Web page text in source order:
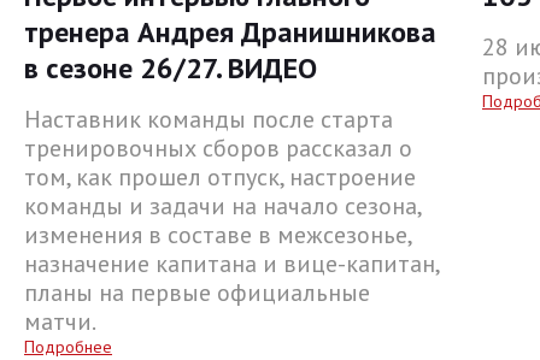
тренера Андрея Дранишникова
в сезоне 26/27. ВИДЕО
Наставник команды после старта
тренировочных сборов рассказал о
том, как прошел отпуск, настроение
команды и задачи на начало сезона,
изменения в составе в межсезонье,
назначение капитана и вице-капитан,
планы на первые официальные
матчи.
Подробнее
28